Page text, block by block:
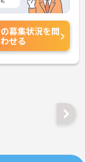
っ
さ
募集状況を問
せる